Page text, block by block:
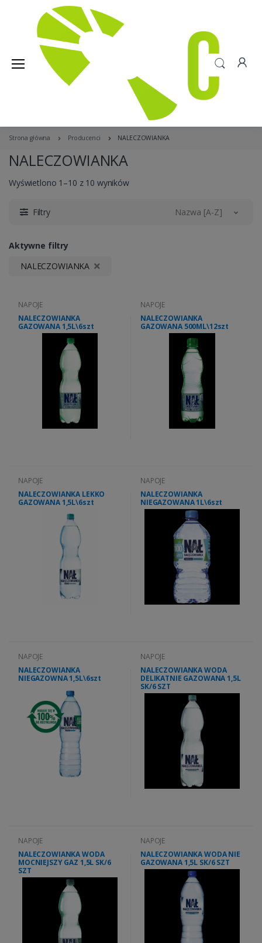
Strona główna Producenci NALECZOWIANKA
NALECZOWIANKA
Wyświetlono 1–10 z 10 wyników
Filtry Nazwa [A-Z]
Aktywne filtry
NALECZOWIANKA
NAPOJE
NALECZOWIANKA
GAZOWANA 1,5L\6szt
NAPOJE
NALECZOWIANKA
GAZOWANA 500ML\12szt
NAPOJE
NALECZOWIANKA LEKKO
GAZOWANA 1,5L\6szt
NAPOJE
NALECZOWIANKA
NIEGAZOWANA 1L\6szt
NAPOJE
NALECZOWIANKA
NIEGAZOWNA 1,5L\6szt
NAPOJE
NALECZOWIANKA WODA
DELIKATNIE GAZOWANA 1,5L
SK/6 SZT
NAPOJE
NALECZOWIANKA WODA
MOCNIEJSZY GAZ 1,5L SK/6
SZT
NAPOJE
NALECZOWIANKA WODA NIE
GAZOWANA 1,5L SK/6 SZT